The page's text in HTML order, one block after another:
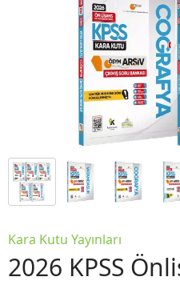
Kara Kutu Yayınları
2026 KPSS